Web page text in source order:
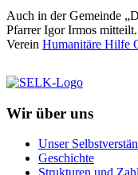
Auch in der Gemeinde
Pfarrer Igor Irmos
Verein Humanitäre Hilfe
Wir über uns
Unser
Geschichte